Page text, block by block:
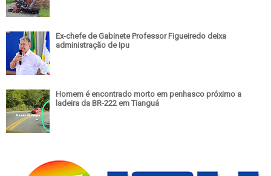
Ex-chefe de Gabinete Professor Figueiredo deixa
administração de Ipu
Homem é encontrado morto em penhasco próximo a
ladeira da BR-222 em Tianguá